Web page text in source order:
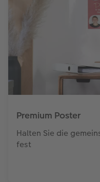
Premium Poster
Halten Sie die
fest